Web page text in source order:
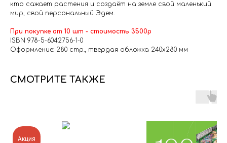
кто сажает растения и создаёт на земле свой маленький
мир, свой персональный Эдем.
При покупке от 10 шт - стоимость 3500р
ISBN 978-5-6042756-1-0
Оформление: 280 стр., твердая обложка 240х280 мм
СМОТРИТЕ ТАКЖЕ
Акция